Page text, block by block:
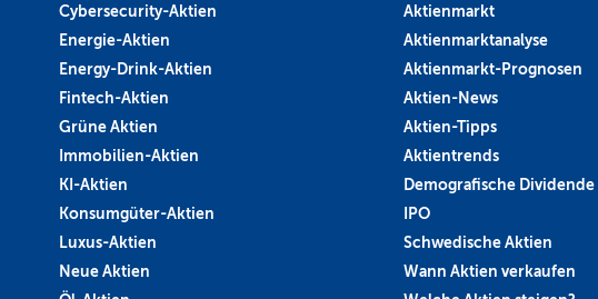
Cybersecurity-Aktien
Energie-Aktien
Energy-Drink-Aktien
Fintech-Aktien
Grüne Aktien
Immobilien-Aktien
KI-Aktien
Konsumgüter-Aktien
Luxus-Aktien
Neue Aktien
Aktienmarkt
Aktienmarktanalyse
Aktienmarkt-Prognosen
Aktien-News
Aktien-Tipps
Aktientrends
Demografische Dividende
IPO
Schwedische Aktien
Wann Aktien verkaufen